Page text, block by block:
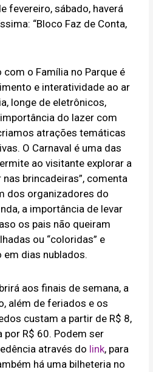
fevereiro, sábado, haverá
“Bloco Faz de Conta,
o Família no Parque é
e interatividade ao ar
longe de eletrônicos,
do lazer com
atrações temáticas
O Carnaval é uma das
ao visitante explorar a
brincadeiras”, comenta
dos organizadores do
a importância de levar
os pais não queiram
ou “coloridas” e
dias nublados.
aos finais de semana, a
além de feriados e os
custam a partir de R$ 8,
R$ 60. Podem ser
através do link, para
há uma bilheteria no